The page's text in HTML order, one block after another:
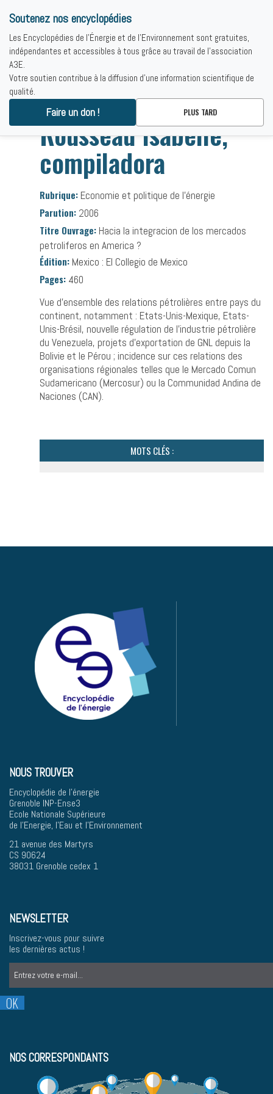
Bibliographies -
Rousseau Isabelle,
compiladora
Rubrique: Economie et politique de l’énergie
Parution: 2006
Titre Ouvrage: Hacia la integracion de los mercados
petroliferos en America ?
Édition: Mexico : El Collegio de Mexico
Pages: 460
Vue d’ensemble des relations pétrolières entre pays du
continent, notamment : Etats-Unis-Mexique, Etats-
Unis-Brésil, nouvelle régulation de l’industrie pétrolière
du Venezuela, projets d’exportation de GNL depuis la
Bolivie et le Pérou ; incidence sur ces relations des
organisations régionales telles que le Mercado Comun
Sudamericano (Mercosur) ou la Communidad Andina de
Naciones (CAN).
MOTS CLÉS :
NOUS TROUVER
Encyclopédie de l'énergie
Grenoble INP-Ense3
Ecole Nationale Supérieure
de l'Energie, l'Eau et l'Environnement
21 avenue des Martyrs
CS 90624
38031 Grenoble cedex 1
NEWSLETTER
Inscrivez-vous pour suivre
les dernières actus !
NOS CORRESPONDANTS
Soutenez nos encyclopédies
Les Encyclopédies de l'Énergie et de l'Environnement sont gratuites,
indépendantes et accessibles à tous grâce au travail de l'association
A3E.
Votre soutien contribue à la diffusion d'une information scientifique de
qualité.
Faire un don ! PLUS TARD